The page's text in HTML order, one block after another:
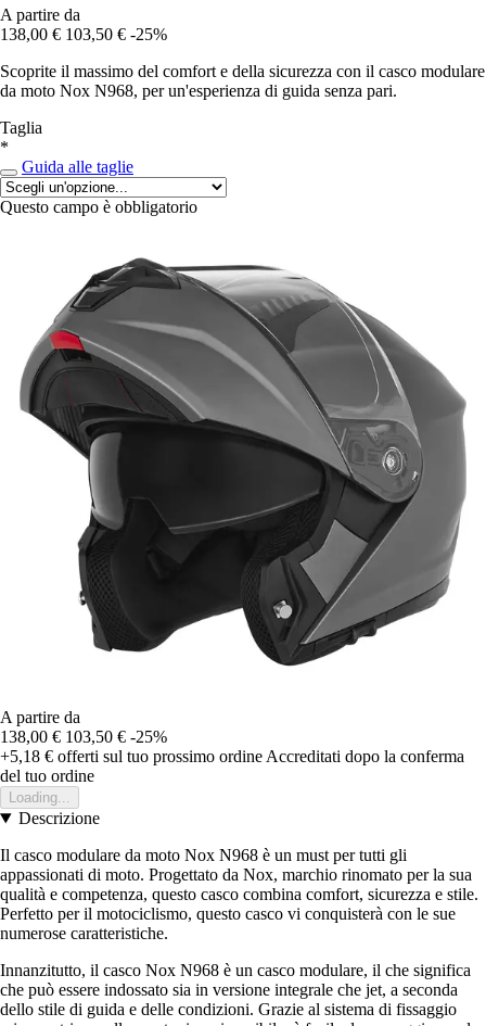
A partire da
138,00 € 103,50 € -25%
Scoprite il massimo del comfort e della sicurezza con il casco modulare
da moto Nox N968, per un'esperienza di guida senza pari.
Taglia
*
Guida alle taglie
Questo campo è obbligatorio
A partire da
138,00 € 103,50 € -25%
+5,18 € offerti sul tuo prossimo ordine Accreditati dopo la conferma
del tuo ordine
Loading...
Descrizione
Il casco modulare da moto Nox N968 è un must per tutti gli
appassionati di moto. Progettato da Nox, marchio rinomato per la sua
qualità e competenza, questo casco combina comfort, sicurezza e stile.
Perfetto per il motociclismo, questo casco vi conquisterà con le sue
numerose caratteristiche.
Innanzitutto, il casco Nox N968 è un casco modulare, il che significa
che può essere indossato sia in versione integrale che jet, a seconda
dello stile di guida e delle condizioni. Grazie al sistema di fissaggio